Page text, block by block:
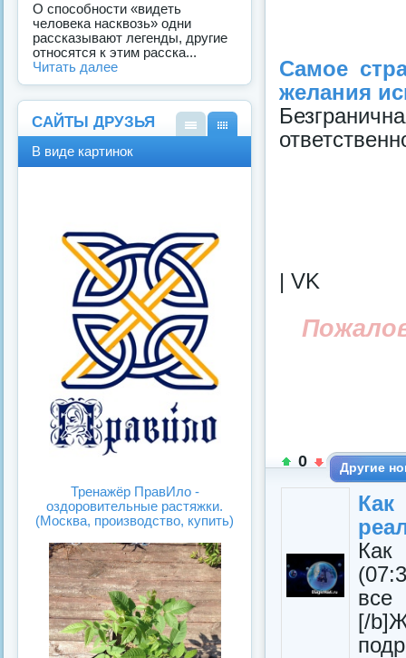
Самое
желания
| VK
0 Другие
Как
[/
О способности «видеть
человека насквозь» одни
рассказывают легенды, другие
относятся к этим расска...
Читать далее
САЙТЫ ДРУЗЬЯ
В виде картинок
Тренажёр ПравИло -
оздоровительные растяжки.
(Москва, производство, купить)